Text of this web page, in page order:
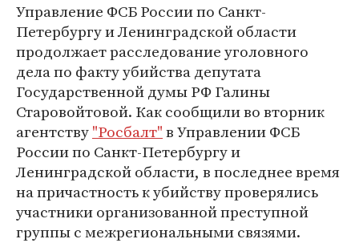
Управление ФСБ России по Санкт-
Петербургу и Ленинградской области
продолжает расследование уголовного
дела по факту убийства депутата
Государственной думы РФ Галины
Старовойтовой. Как сообщили во вторник
агентству"Росбалт"в Управлении ФСБ
России по Санкт-Петербургу и
Ленинградской области, в последнее время
на причастность к убийству проверялись
участники организованной преступной
группы с межрегиональными связями.